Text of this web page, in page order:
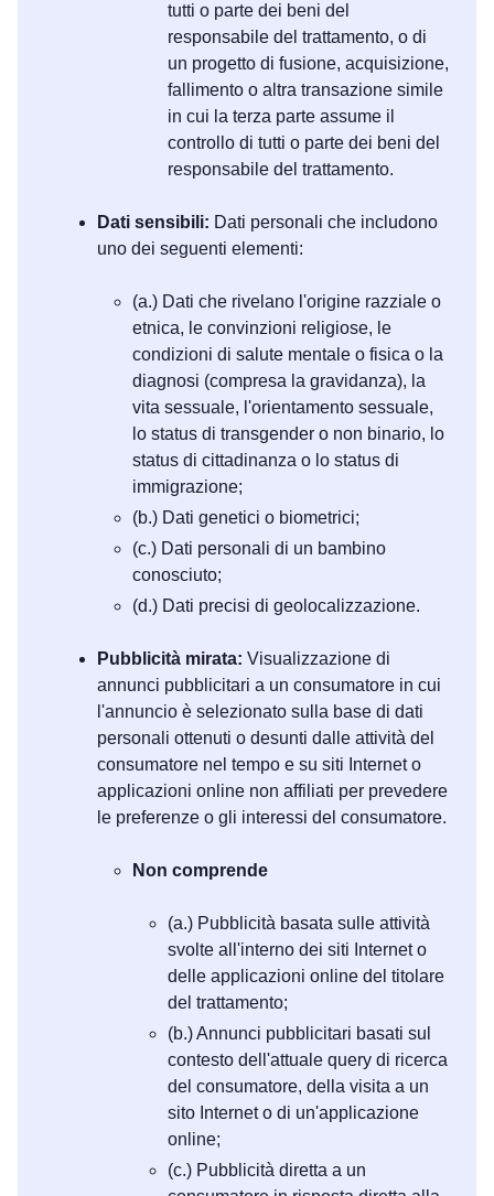
tutti o parte dei beni del
responsabile del trattamento, o di
un progetto di fusione, acquisizione,
fallimento o altra transazione simile
in cui la terza parte assume il
controllo di tutti o parte dei beni del
responsabile del trattamento.
Dati sensibili: Dati personali che includono
uno dei seguenti elementi:
(a.) Dati che rivelano l'origine razziale o
etnica, le convinzioni religiose, le
condizioni di salute mentale o fisica o la
diagnosi (compresa la gravidanza), la
vita sessuale, l'orientamento sessuale,
lo status di transgender o non binario, lo
status di cittadinanza o lo status di
immigrazione;
(b.) Dati genetici o biometrici;
(c.) Dati personali di un bambino
conosciuto;
(d.) Dati precisi di geolocalizzazione.
Pubblicità mirata: Visualizzazione di
annunci pubblicitari a un consumatore in cui
l'annuncio è selezionato sulla base di dati
personali ottenuti o desunti dalle attività del
consumatore nel tempo e su siti Internet o
applicazioni online non affiliati per prevedere
le preferenze o gli interessi del consumatore.
Non comprende
(a.) Pubblicità basata sulle attività
svolte all'interno dei siti Internet o
delle applicazioni online del titolare
del trattamento;
(b.) Annunci pubblicitari basati sul
contesto dell'attuale query di ricerca
del consumatore, della visita a un
sito Internet o di un'applicazione
online;
(c.) Pubblicità diretta a un